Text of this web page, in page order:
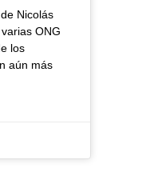
Nicolás
ONG
los
aún más